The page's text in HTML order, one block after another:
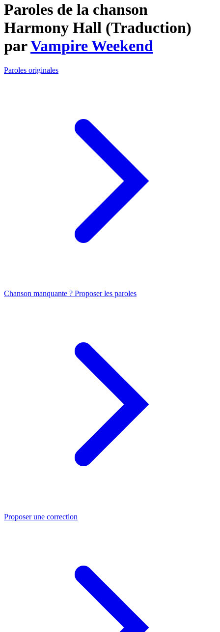
Paroles de la chanson
Harmony Hall (Traduction)
parVampire Weekend
Paroles originales
Chanson manquante ? Proposer les paroles
Proposer une correction